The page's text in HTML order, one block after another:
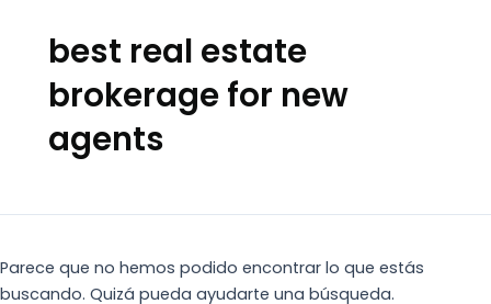
best real estate
brokerage for new
agents
Parece que no hemos podido encontrar lo que estás
buscando. Quizá pueda ayudarte una búsqueda.